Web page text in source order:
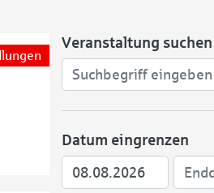
Veranstaltung suchen
Datum eingrenzen